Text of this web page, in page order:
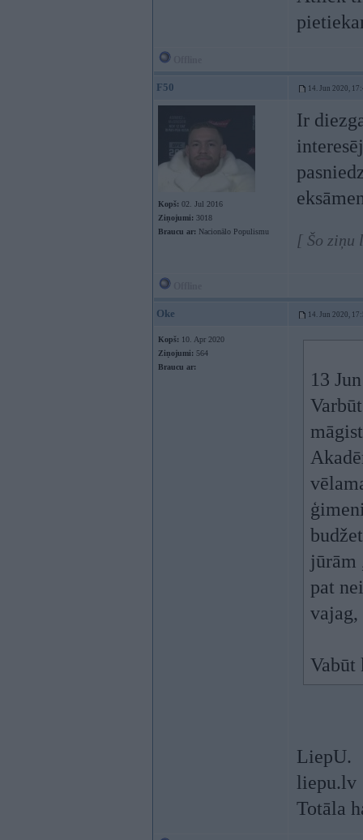
F50 14. Jun 2020,
Kopš: 02. Jul 2016
Ziņojumi: 3018
Braucu ar: Nacionālo Populismu
Ir
[ Šo ziņu
Oke 14. Jun 2020,
Kopš: 10. Apr 2020
Ziņojumi: 564
Braucu ar:
13
jūrām
pat
vajag,
Vabūt
LiepU.
liepu.lv
Totāla